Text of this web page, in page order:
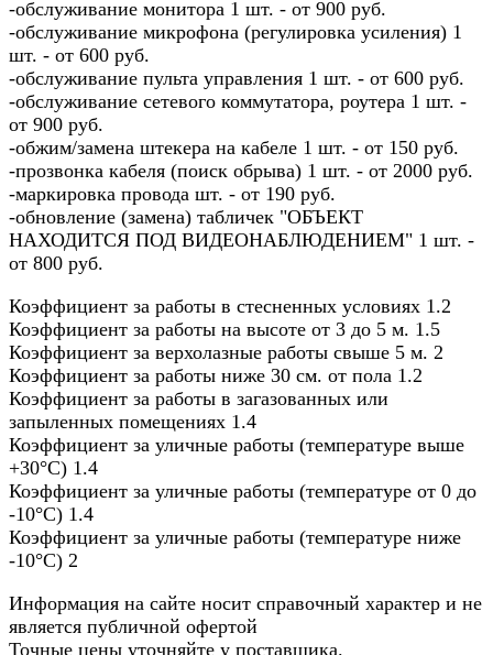
-обслуживание монитора 1 шт. - от 900 руб.
-обслуживание микрофона (регулировка усиления) 1
шт. - от 600 руб.
-обслуживание пульта управления 1 шт. - от 600 руб.
-обслуживание сетевого коммутатора, роутера 1 шт. -
от 900 руб.
-обжим/замена штекера на кабеле 1 шт. - от 150 руб.
-прозвонка кабеля (поиск обрыва) 1 шт. - от 2000 руб.
-маркировка провода шт. - от 190 руб.
-обновление (замена) табличек "ОБЪЕКТ
НАХОДИТСЯ ПОД ВИДЕОНАБЛЮДЕНИЕМ" 1 шт. -
от 800 руб.
Коэффициент за работы в стесненных условиях 1.2
Коэффициент за работы на высоте от 3 до 5 м. 1.5
Коэффициент за верхолазные работы свыше 5 м. 2
Коэффициент за работы ниже 30 см. от пола 1.2
Коэффициент за работы в загазованных или
запыленных помещениях 1.4
Коэффициент за уличные работы (температуре выше
+30°C) 1.4
Коэффициент за уличные работы (температуре от 0 до
-10°C) 1.4
Коэффициент за уличные работы (температуре ниже
-10°C) 2
Информация на сайте носит справочный характер и не
является публичной офертой
Точные цены уточняйте у поставщика.